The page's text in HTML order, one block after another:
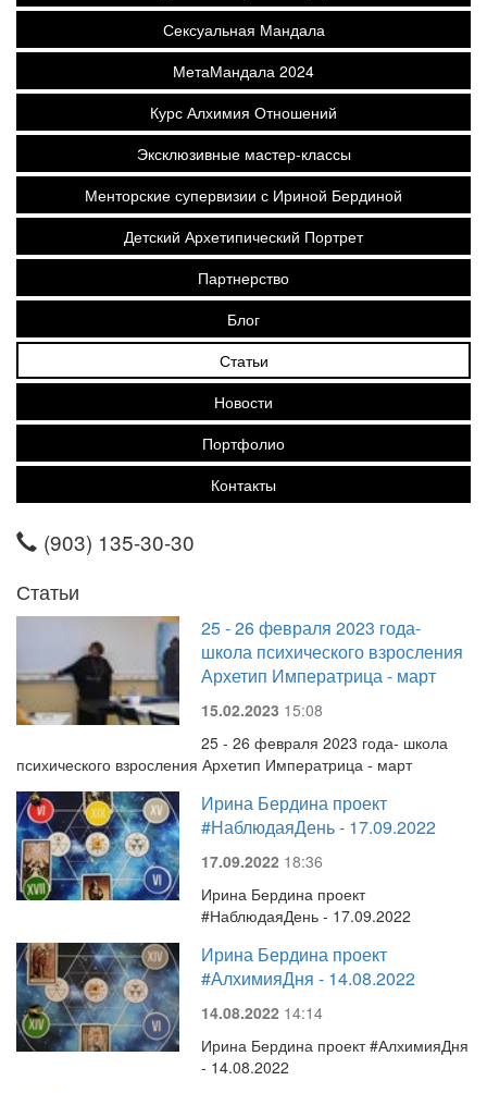
Сексуальная Мандала
МетаМандала 2024
Курс Алхимия Отношений
Эксклюзивные мастер-классы
Менторские супервизии с Ириной Бердиной
Детский Архетипический Портрет
Партнерство
Блог
Статьи
Новости
Портфолио
Контакты
(903) 135-30-30
Статьи
25 - 26 февраля 2023 года-
школа психического взросления
Архетип Императрица - март
15.02.2023 15:08
25 - 26 февраля 2023 года- школа
психического взросления Архетип Императрица - март
Ирина Бердина проект
#НаблюдаяДень - 17.09.2022
17.09.2022 18:36
Ирина Бердина проект
#НаблюдаяДень - 17.09.2022
Ирина Бердина проект
#АлхимияДня - 14.08.2022
14.08.2022 14:14
Ирина Бердина проект #АлхимияДня
- 14.08.2022